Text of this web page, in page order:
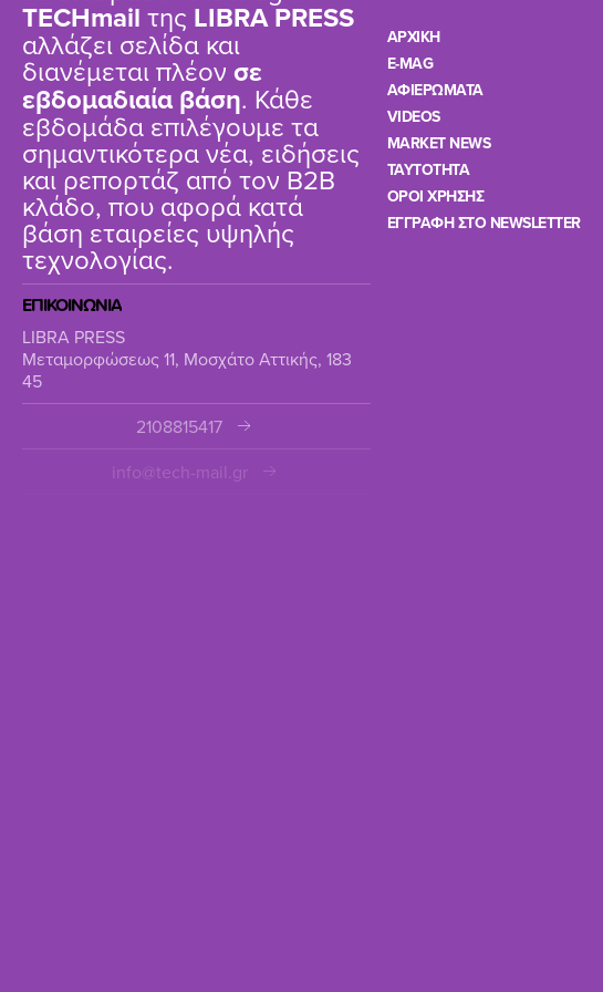
TΕCHmail της LIBRA PRESS
αλλάζει σελίδα και
διανέμεται πλέον σε
εβδομαδιαία βάση. Κάθε
εβδομάδα επιλέγουμε τα
σημαντικότερα νέα, ειδήσεις
και ρεπορτάζ από τον B2B
κλάδο, που αφορά κατά
βάση εταιρείες υψηλής
τεχνολογίας.
ΕΠΙΚΟΙΝΩΝΙΑ
LIBRA PRESS
Μεταμορφώσεως 11, Μοσχάτο Αττικής, 183
45
2108815417
info@tech-mail.gr
ΑΡΧΙΚΗ
E-MAG
ΑΦΙΕΡΩΜΑΤΑ
VIDEOS
MARKET NEWS
TAYTOTHTA
ΟΡΟΙ ΧΡΗΣΗΣ
ΕΓΓΡΑΦΗ ΣΤΟ NEWSLETTER